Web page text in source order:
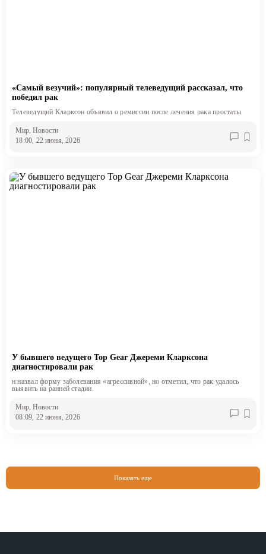
«Самый везучий»: популярный телеведущий рассказал, что
победил рак
Телеведущий Кларксон объявил о ремиссии после лечения рака простаты
Мир, Новости
18:00, 22 июня, 2026
У бывшего ведущего Top Gear Джереми Кларксона
диагностировали рак
н назвал форму заболевания «агрессивной», но отметил, что рак удалось
выявить на ранней стадии.
Мир, Новости
08:09, 22 июня, 2026
Показать еще